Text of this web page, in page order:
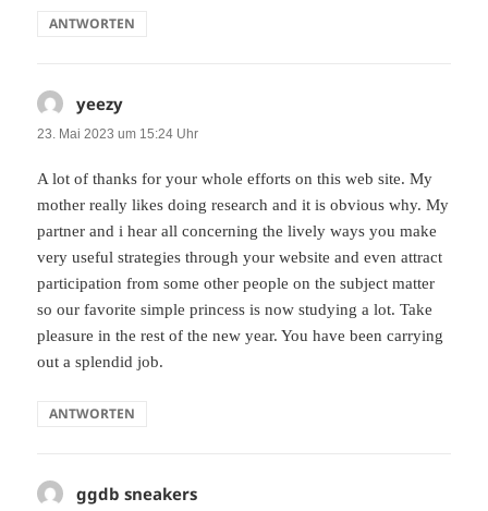
ANTWORTEN
yeezy
23. Mai 2023 um 15:24 Uhr
A lot of thanks for your whole efforts on this web site. My
mother really likes doing research and it is obvious why. My
partner and i hear all concerning the lively ways you make
very useful strategies through your website and even attract
participation from some other people on the subject matter
so our favorite simple princess is now studying a lot. Take
pleasure in the rest of the new year. You have been carrying
out a splendid job.
ANTWORTEN
ggdb sneakers